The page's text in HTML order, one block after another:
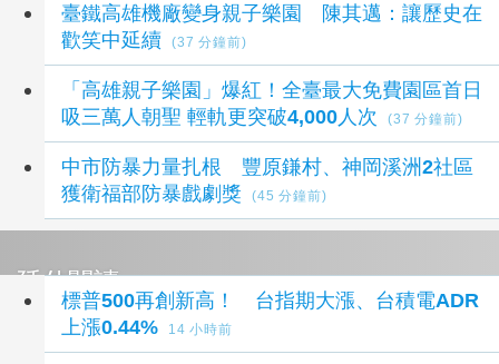
臺鐵高雄機廠變身親子樂園 陳其邁：讓歷史在
歡笑中延續
(37 分鐘前)
「高雄親子樂園」爆紅！全臺最大免費園區首日
吸三萬人朝聖 輕軌更突破4,000人次
(37 分鐘前)
中市防暴力量扎根 豐原鎌村、神岡溪洲2社區
獲衛福部防暴戲劇獎
(45 分鐘前)
延伸閱讀
標普500再創新高！ 台指期大漲、台積電ADR
上漲0.44%
14 小時前